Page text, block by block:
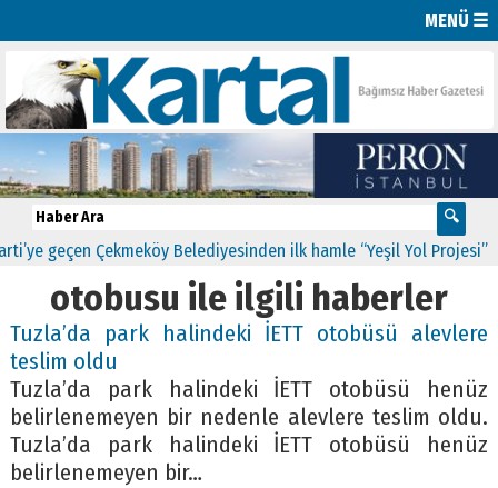
MENÜ ☰
Çekmeköy Belediyesinden ilk hamle “Yeşil Yol Projesi” 00:09
otobusu ile ilgili haberler
Tuzla’da park halindeki İETT otobüsü alevlere
teslim oldu
Tuzla’da park halindeki İETT otobüsü henüz
belirlenemeyen bir nedenle alevlere teslim oldu.
Tuzla’da park halindeki İETT otobüsü henüz
belirlenemeyen bir…